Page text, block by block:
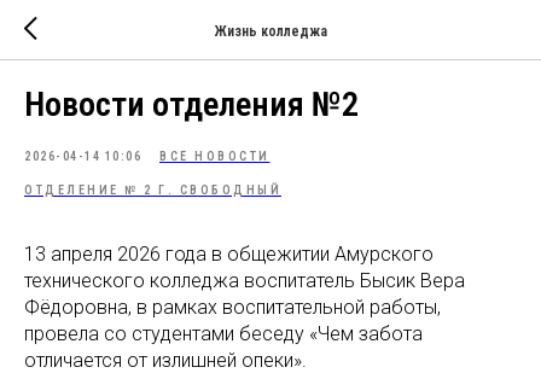
Жизнь колледжа
Новости отделения №2
2026-04-14 10:06 ВСЕ НОВОСТИ
ОТДЕЛЕНИЕ № 2 Г. СВОБОДНЫЙ
13 апреля 2026 года в общежитии Амурского
технического колледжа воспитатель Бысик Вера
Фёдоровна, в рамках воспитательной работы,
провела со студентами беседу «Чем забота
отличается от излишней опеки».